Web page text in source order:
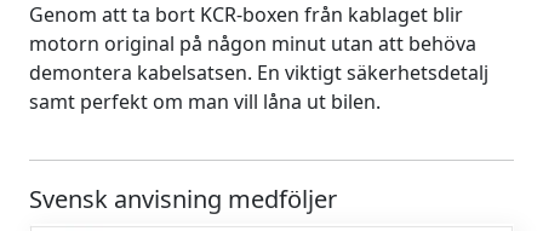
Genom att ta bort KCR-boxen från kablaget blir
motorn original på någon minut utan att behöva
demontera kabelsatsen. En viktigt säkerhetsdetalj
samt perfekt om man vill låna ut bilen.
Svensk anvisning medföljer